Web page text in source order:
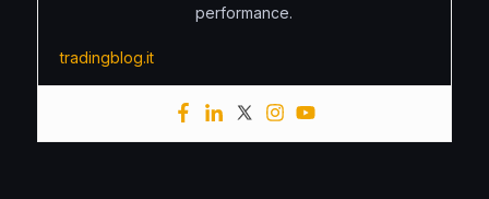
performance.
tradingblog.it